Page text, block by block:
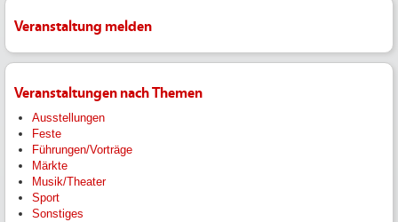
Veranstaltung melden
Veranstaltungen nach Themen
Ausstellungen
Feste
Führungen/Vorträge
Märkte
Musik/Theater
Sport
Sonstiges